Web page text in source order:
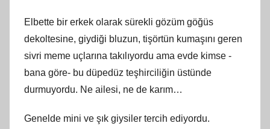
Elbette bir erkek olarak sürekli gözüm göğüs
dekoltesine, giydiği bluzun, tişörtün kumaşını geren
sivri meme uçlarına takılıyordu ama evde kimse -
bana göre- bu düpedüz teşhirciliğin üstünde
durmuyordu. Ne ailesi, ne de karım…
Genelde mini ve şık giysiler tercih ediyordu.